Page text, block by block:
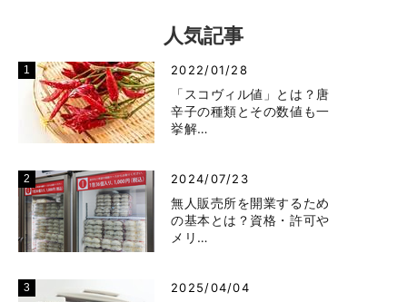
人気記事
2022/01/28
「スコヴィル値」とは？唐
辛子の種類とその数値も一
挙解…
2024/07/23
無人販売所を開業するため
の基本とは？資格・許可や
メリ…
2025/04/04